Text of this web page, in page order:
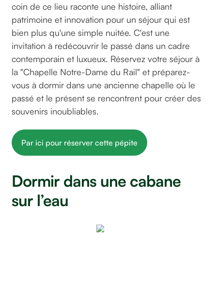
coin de ce lieu raconte une histoire, alliant
patrimoine et innovation pour un séjour qui est
bien plus qu'une simple nuitée. C'est une
invitation à redécouvrir le passé dans un cadre
contemporain et luxueux. Réservez votre séjour à
la "Chapelle Notre-Dame du Rail" et préparez-
vous à dormir dans une ancienne chapelle où le
passé et le présent se rencontrent pour créer des
souvenirs inoubliables.
Par ici pour réserver cette pépite
Dormir dans une cabane
sur l’eau